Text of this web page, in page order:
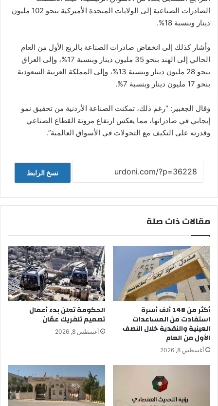
الصادرات الصناعية إلى الولايات المتحدة الأميركية بنحو 102 مليون
دينار وبنسبة 18%.
وأشار كذلك إلى انخفاض صادرات الصناعة بالربع الأول من العام
الحالي إلى الهند بنحو 35 مليون دينار وبنسبة 17%، وإلى العراق
بنحو 28 مليون دينار وبنسبة 13%، وإلى المملكة العربية السعودية
بنحو 17 مليون دينار وبنسبة 7%.
وقال الجغبير: “رغم ذلك، تمكنت الصناعة الأردنية من تحقيق نمو
إيجابي في صادراتها، مما يعكس ارتفاع مرونة القطاع الصناعي
وقدرته على التكيف مع التحولات في الأسواق العالمية”.
نسخ الرابط
مقالات ذات صلة
أكثر من 148 ألف أسرة
استفادت من المساعدات
العينية والنقدية خلال النصف
الأول من العام
أغسطس 8, 2026
الحكومة تعلن بدء أعمال
تصميم تلفريك عمّان
أغسطس 8, 2026